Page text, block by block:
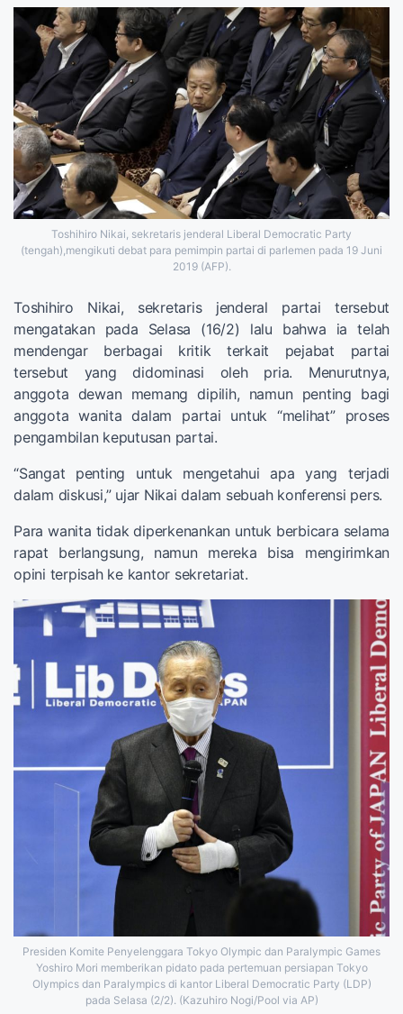
Toshihiro Nikai, sekretaris jenderal Liberal Democratic Party
(tengah),mengikuti debat para pemimpin partai di parlemen pada 19 Juni
2019 (AFP).
Toshihiro Nikai, sekretaris jenderal partai tersebut
mengatakan pada Selasa (16/2) lalu bahwa ia telah
mendengar berbagai kritik terkait pejabat partai
tersebut yang didominasi oleh pria. Menurutnya,
anggota dewan memang dipilih, namun penting bagi
anggota wanita dalam partai untuk “melihat” proses
pengambilan keputusan partai.
“Sangat penting untuk mengetahui apa yang terjadi
dalam diskusi,” ujar Nikai dalam sebuah konferensi pers.
Para wanita tidak diperkenankan untuk berbicara selama
rapat berlangsung, namun mereka bisa mengirimkan
opini terpisah ke kantor sekretariat.
Presiden Komite Penyelenggara Tokyo Olympic dan Paralympic Games
Yoshiro Mori memberikan pidato pada pertemuan persiapan Tokyo
Olympics dan Paralympics di kantor Liberal Democratic Party (LDP)
pada Selasa (2/2). (Kazuhiro Nogi/Pool via AP)